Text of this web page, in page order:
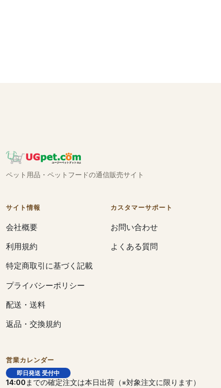
ペット用品・ペットフードの通信販売サイト
サイト情報
会社概要
利用規約
特定商取引に基づく記載
プライバシーポリシー
配送・送料
返品・交換規約
カスタマーサポート
お問い合わせ
よくある質問
営業カレンダー
即日発送 受付中
14:00までの確定注文は本日出荷（※対象注文に限ります）